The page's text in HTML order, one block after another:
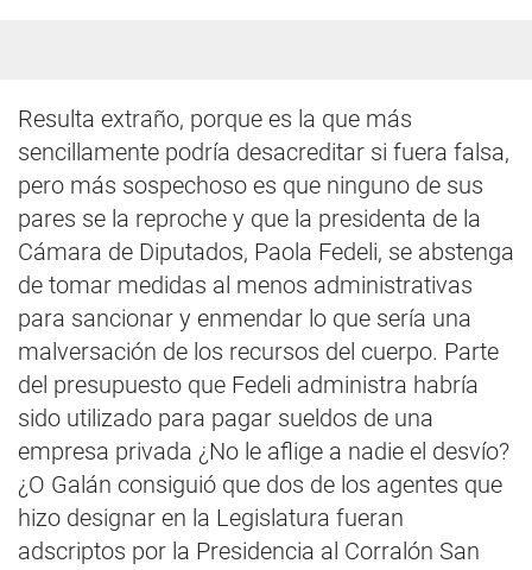
Resulta extraño, porque es la que más
sencillamente podría desacreditar si fuera falsa,
pero más sospechoso es que ninguno de sus
pares se la reproche y que la presidenta de la
Cámara de Diputados, Paola Fedeli, se abstenga
de tomar medidas al menos administrativas
para sancionar y enmendar lo que sería una
malversación de los recursos del cuerpo. Parte
del presupuesto que Fedeli administra habría
sido utilizado para pagar sueldos de una
empresa privada ¿No le aflige a nadie el desvío?
¿O Galán consiguió que dos de los agentes que
hizo designar en la Legislatura fueran
adscriptos por la Presidencia al Corralón San